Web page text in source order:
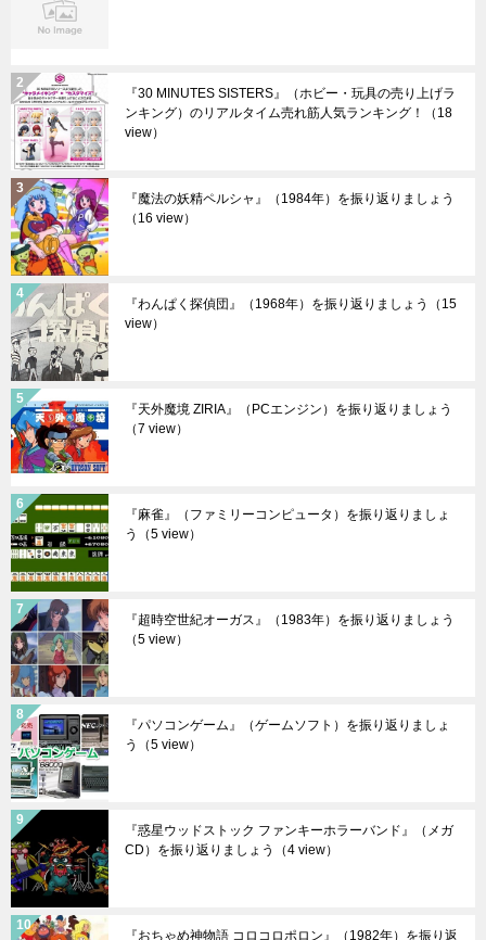
『30 MINUTES SISTERS』（ホビー・玩具の売り上げラ
ンキング）のリアルタイム売れ筋人気ランキング！
（18
view）
『魔法の妖精ペルシャ』（1984年）を振り返りましょう
（16 view）
『わんぱく探偵団』（1968年）を振り返りましょう
（15
view）
『天外魔境 ZIRIA』（PCエンジン）を振り返りましょう
（7 view）
『麻雀』（ファミリーコンピュータ）を振り返りましょ
う
（5 view）
『超時空世紀オーガス』（1983年）を振り返りましょう
（5 view）
『パソコンゲーム』（ゲームソフト）を振り返りましょ
う
（5 view）
『惑星ウッドストック ファンキーホラーバンド』（メガ
CD）を振り返りましょう
（4 view）
『おちゃめ神物語 コロコロポロン』（1982年）を振り返